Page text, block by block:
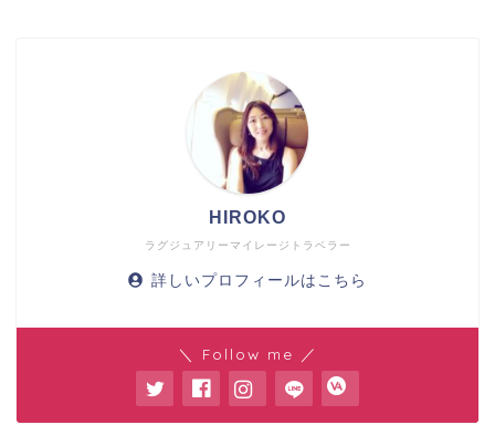
ラグジュアリーマイレージトラベラー
HIROKO
詳しいプロフィールはこちら
＼ Follow me ／